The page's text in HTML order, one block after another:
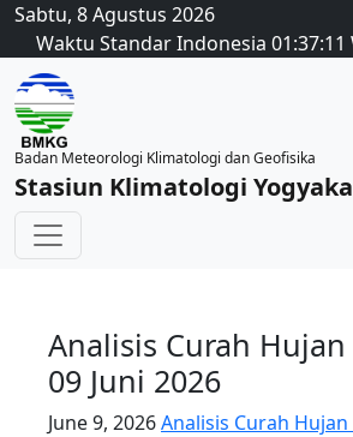
Sabtu, 8 Agustus 2026
Waktu Standar Indonesia 01:37:11
Badan Meteorologi Klimatologi dan Geofisika
Stasiun Klimatologi
Analisis Curah
09 Juni 2026
June 9, 2026Analisis Curah